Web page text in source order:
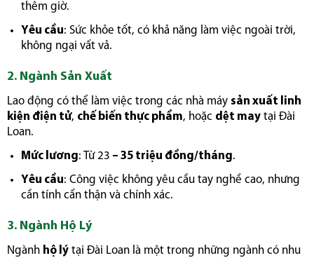
thêm giờ.
Yêu cầu: Sức khỏe tốt, có khả năng làm việc ngoài trời,
không ngại vất vả.
2. Ngành Sản Xuất
Lao động có thể làm việc trong các nhà máy sản xuất linh
kiện điện tử, chế biến thực phẩm, hoặc dệt may tại Đài
Loan.
Mức lương: Từ 23 – 35 triệu đồng/tháng.
Yêu cầu: Công việc không yêu cầu tay nghề cao, nhưng
cần tính cẩn thận và chính xác.
3. Ngành Hộ Lý
Ngành hộ lý tại Đài Loan là một trong những ngành có nhu